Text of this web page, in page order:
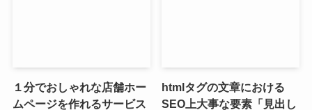
１分でおしゃれな店舗ホー
ムページを作れるサービス
htmlタグの文章における
SEO上大事な要素「見出し